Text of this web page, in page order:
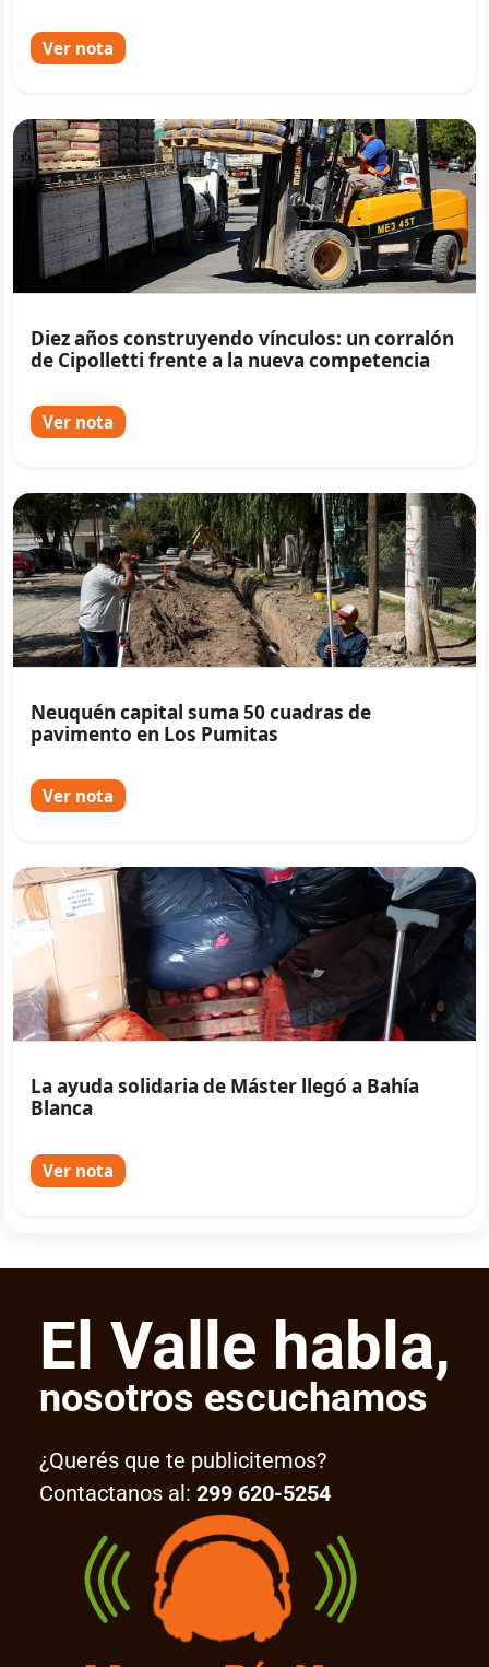
Ver nota
Diez años construyendo vínculos: un corralón
de Cipolletti frente a la nueva competencia
Ver nota
Neuquén capital suma 50 cuadras de
pavimento en Los Pumitas
Ver nota
La ayuda solidaria de Máster llegó a Bahía
Blanca
Ver nota
El Valle habla,
nosotros escuchamos
¿Querés que te publicitemos?
Contactanos al: 299 620-5254